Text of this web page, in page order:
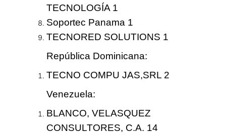
TECNOLOGÍA 1
Soportec Panama 1
TECNORED SOLUTIONS 1
República Dominicana:
TECNO COMPU JAS,SRL 2
Venezuela:
BLANCO, VELASQUEZ
CONSULTORES, C.A. 14